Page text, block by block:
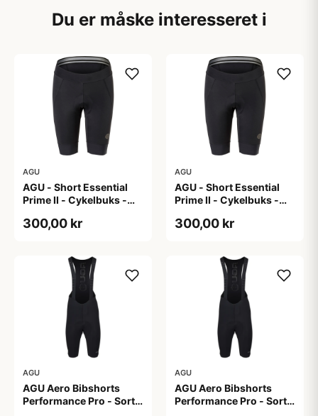
Du er måske interesseret i
AGU
AGU - Short Essential
Prime II - Cykelbuks -
300,00 kr
AGU
AGU - Short Essential
Prime II - Cykelbuks -
300,00 kr
AGU
AGU Aero Bibshorts
Performance Pro - Sort -
AGU
AGU Aero Bibshorts
Performance Pro - Sort -